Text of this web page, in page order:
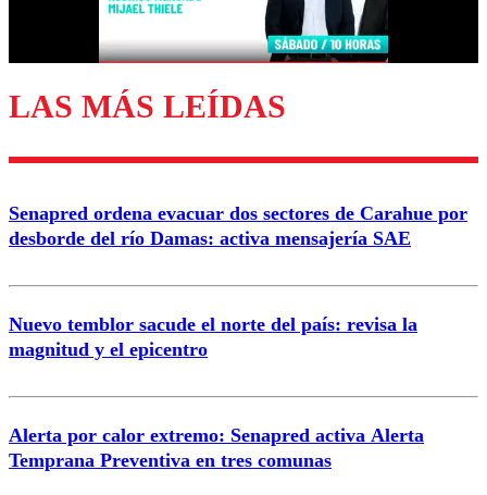
Enviar comentario
LAS MÁS LEÍDAS
Senapred ordena evacuar dos sectores de Carahue por
desborde del río Damas: activa mensajería SAE
Nuevo temblor sacude el norte del país: revisa la
magnitud y el epicentro
Alerta por calor extremo: Senapred activa Alerta
Temprana Preventiva en tres comunas